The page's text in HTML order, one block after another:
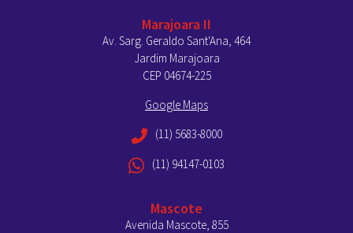
Marajoara II
Av. Sarg. Geraldo Sant'Ana, 464
Jardim Marajoara
CEP 04674-225
Google Maps
(11) 5683-8000
(11) 94147-0103
Mascote
Avenida Mascote, 855